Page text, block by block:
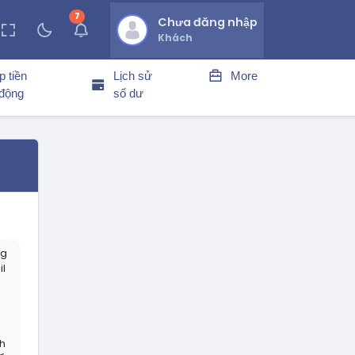
7thông báo chưa đọcChưa đăng nhập
Khách
tiền
Lịch sử
số dư
More